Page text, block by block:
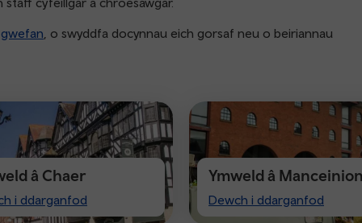
gwefan , o swyddfa docynnau eich gorsaf neu o beiriannau
â Chaer
i ddarganfod
Ymweld â
Dewch i ddarganfod
Visiting
Manchester